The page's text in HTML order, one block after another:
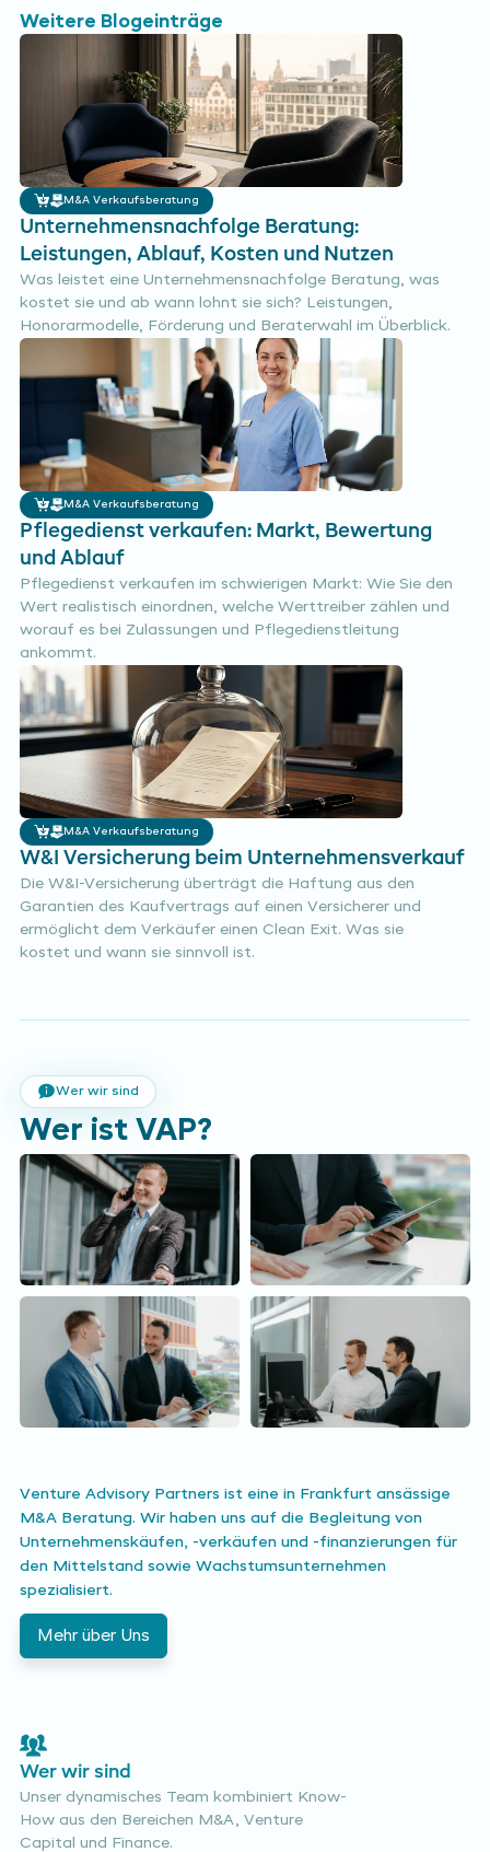
Weitere Blogeinträge
M&A Verkaufsberatung
Unternehmensnachfolge Beratung:
Leistungen, Ablauf, Kosten und Nutzen
Was leistet eine Unternehmensnachfolge Beratung, was
kostet sie und ab wann lohnt sie sich? Leistungen,
Honorarmodelle, Förderung und Beraterwahl im Überblick.
M&A Verkaufsberatung
Pflegedienst verkaufen: Markt, Bewertung
und Ablauf
Pflegedienst verkaufen im schwierigen Markt: Wie Sie den
Wert realistisch einordnen, welche Werttreiber zählen und
worauf es bei Zulassungen und Pflegedienstleitung
ankommt.
M&A Verkaufsberatung
W&I Versicherung beim Unternehmensverkauf
Die W&I-Versicherung überträgt die Haftung aus den
Garantien des Kaufvertrags auf einen Versicherer und
ermöglicht dem Verkäufer einen Clean Exit. Was sie
kostet und wann sie sinnvoll ist.
Wer wir sind
Wer ist VAP?
Venture Advisory Partners ist eine in Frankfurt ansässige
M&A Beratung. Wir haben uns auf die Begleitung von
Unternehmenskäufen, -verkäufen und -finanzierungen für
den Mittelstand sowie Wachstumsunternehmen
spezialisiert.
Mehr über Uns
Wer wir sind
Unser dynamisches Team kombiniert Know-
How aus den Bereichen M&A, Venture
Capital und Finance.